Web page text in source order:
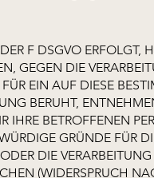
F DSGVO ERFOLGT,
GEGEN DIE
EIN AUF DIESE
BERUHT,
IHRE BETROFFENEN
GRÜNDE FÜR
DIE
(WIDERSPRUCH